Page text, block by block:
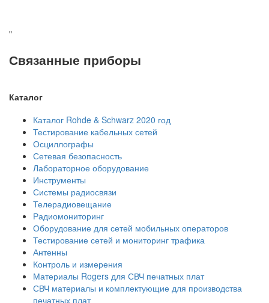
"
Связанные приборы
Каталог
Каталог Rohde & Schwarz 2020 год
Тестирование кабельных сетей
Осциллографы
Сетевая безопасность
Лабораторное оборудование
Инструменты
Системы радиосвязи
Телерадиовещание
Радиомониторинг
Оборудование для сетей мобильных операторов
Тестирование сетей и мониторинг трафика
Антенны
Контроль и измерения
Материалы Rogers для СВЧ печатных плат
СВЧ материалы и комплектующие для производства
печатных плат